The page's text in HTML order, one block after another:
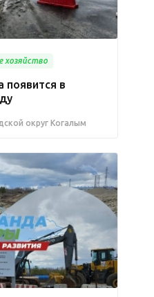
хозяйство
появится в
округ Когалым